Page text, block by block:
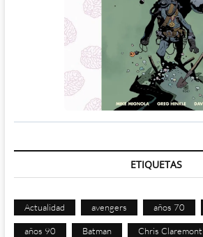
ETIQUETAS
Actualidad avengers años 70
años 90 Batman Chris Claremont